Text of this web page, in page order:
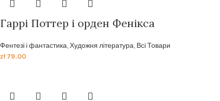
Гаррi Поттер i орден Фенiкса
Фентезі і фантастика,Художня література, Всі Товари
zł 79.00